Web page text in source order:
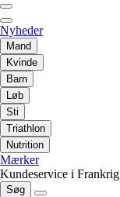
Nyheder
Mand
Kvinde
Barn
Løb
Sti
Triathlon
Nutrition
Mærker
Kundeservice i Frankrig
Søg